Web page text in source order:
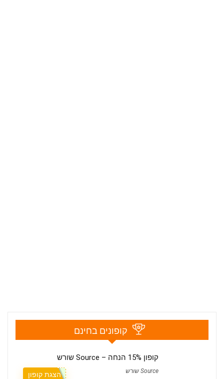
קופונים בחינם
קופון 15% הנחה – Source שורש
Source שורש הצגת קופון